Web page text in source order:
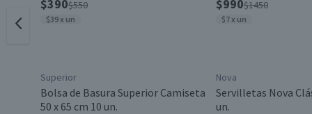
País de Origen
$390$550
$39 x un
Superior
Bolsa de Basura Superior Camiseta
50 x 65 cm 10 un.
$990$1450
$7 x un
Nova
Servilletas Nova
un.